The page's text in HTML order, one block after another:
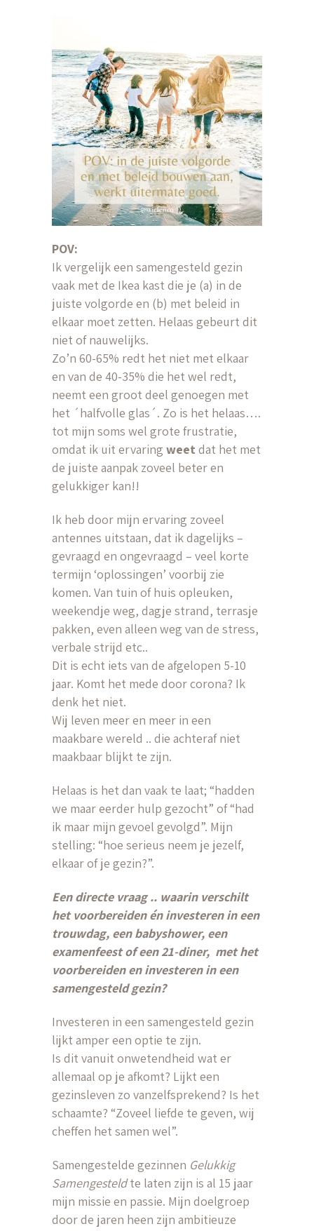
POV:
Ik vergelijk een samengesteld gezin
vaak met de Ikea kast die je (a) in de
juiste volgorde en (b) met beleid in
elkaar moet zetten. Helaas gebeurt dit
niet of nauwelijks.
Zo’n 60-65% redt het niet met elkaar
en van de 40-35% die het wel redt,
neemt een groot deel genoegen met
het ´halfvolle glas´. Zo is het helaas….
tot mijn soms wel grote frustratie,
omdat ik uit ervaring weet dat het met
de juiste aanpak zoveel beter en
gelukkiger kan!!
Ik heb door mijn ervaring zoveel
antennes uitstaan, dat ik dagelijks –
gevraagd en ongevraagd – veel korte
termijn ‘oplossingen’ voorbij zie
komen. Van tuin of huis opleuken,
weekendje weg, dagje strand, terrasje
pakken, even alleen weg van de stress,
verbale strijd etc..
Dit is echt iets van de afgelopen 5-10
jaar. Komt het mede door corona? Ik
denk het niet.
Wij leven meer en meer in een
maakbare wereld .. die achteraf niet
maakbaar blijkt te zijn.
Helaas is het dan vaak te laat; “hadden
we maar eerder hulp gezocht” of “had
ik maar mijn gevoel gevolgd”. Mijn
stelling: “hoe serieus neem je jezelf,
elkaar of je gezin?”.
Een directe vraag .. waarin verschilt
het voorbereiden én investeren in een
trouwdag, een babyshower, een
examenfeest of een 21-diner, met het
voorbereiden en investeren in een
samengesteld gezin?
Investeren in een samengesteld gezin
lijkt amper een optie te zijn.
Is dit vanuit onwetendheid wat er
allemaal op je afkomt? Lijkt een
gezinsleven zo vanzelfsprekend? Is het
schaamte? “Zoveel liefde te geven, wij
cheffen het samen wel”.
Samengestelde gezinnen Gelukkig
Samengesteldte laten zijn is al 15 jaar
mijn missie en passie. Mijn doelgroep
door de jaren heen zijn ambitieuze